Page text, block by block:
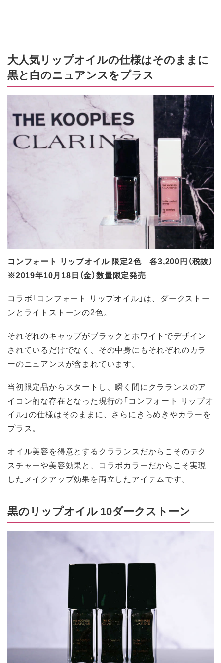
大人気リップオイルの仕様はそのままに
黒と白のニュアンスをプラス
コンフォート リップオイル 限定2色 各3,200円（税抜）
※2019年10月18日（金）数量限定発売
コラボ「コンフォート リップオイル」は、ダークストー
ンとライトストーンの2色。
それぞれのキャップがブラックとホワイトでデザイン
されているだけでなく、その中身にもそれぞれのカラ
ーのニュアンスが含まれています。
当初限定品からスタートし、瞬く間にクラランスのア
イコン的な存在となった現行の「コンフォート リップオ
イル」の仕様はそのままに、さらにきらめきやカラーを
プラス。
オイル美容を得意とするクラランスだからこそのテク
スチャーや美容効果と、コラボカラーだからこそ実現
したメイクアップ効果を両立したアイテムです。
黒のリップオイル 10ダークストーン